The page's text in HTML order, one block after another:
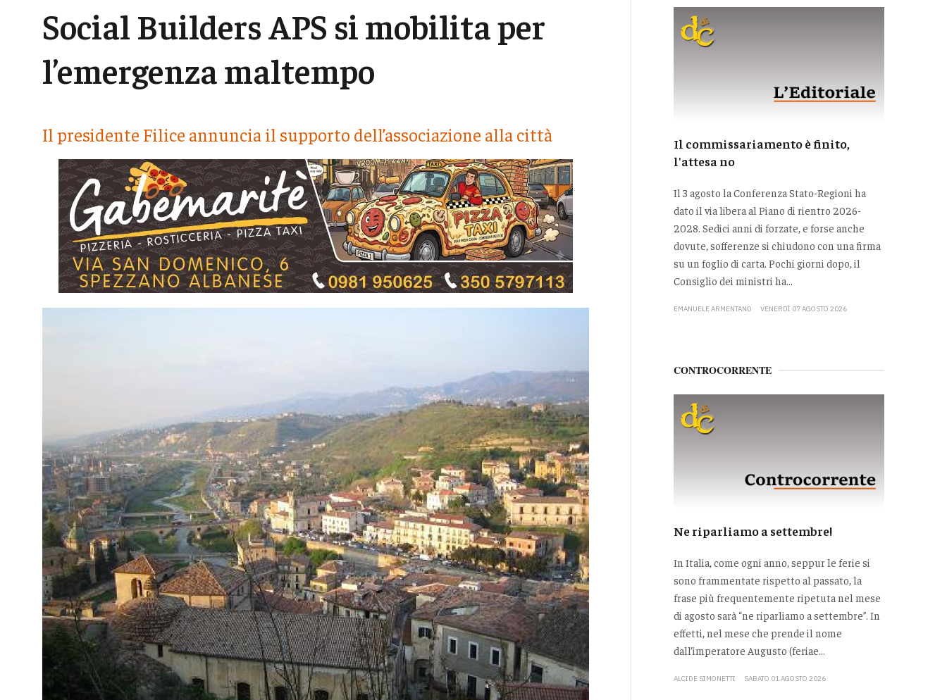
Social Builders APS si mobilita per
l’emergenza maltempo
Il presidente Filice annuncia il supporto dell’associazione alla città
Il commissariamento è finito,
l'attesa no
Il 3 agosto la Conferenza Stato-Regioni ha
dato il via libera al Piano di rientro 2026-
2028. Sedici anni di forzate, e forse anche
dovute, sofferenze si chiudono con una firma
su un foglio di carta. Pochi giorni dopo, il
Consiglio dei ministri ha...
EMANUELE ARMENTANO VENERDÌ 07 AGOSTO 2026
CONTROCORRENTE
Ne riparliamo a settembre!
In Italia, come ogni anno, seppur le ferie si
sono frammentate rispetto al passato, la
frase più frequentemente ripetuta nel mese
di agosto sarà “ne riparliamo a settembre”. In
effetti, nel mese che prende il nome
dall’imperatore Augusto (feriae...
ALCIDE SIMONETTI SABATO 01 AGOSTO 2026